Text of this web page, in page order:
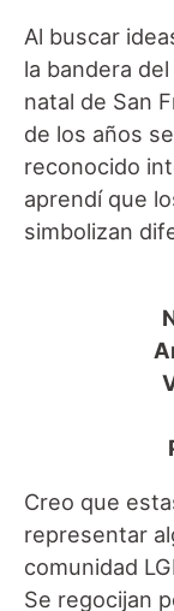
Al buscar
la bandera
natal de San
de los años
reconocido
aprendí que
simbolizan
Creo que
representar
comunidad
Se regocijan